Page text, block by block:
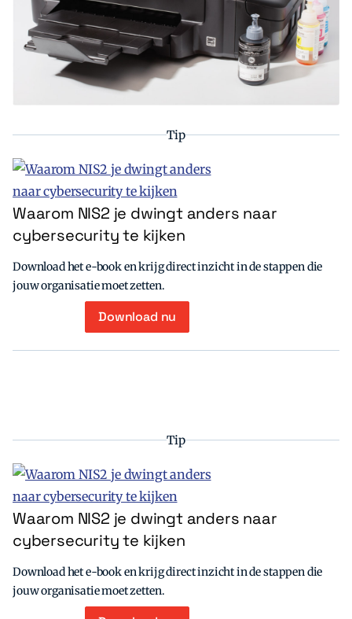
Tip
Waarom NIS2 je dwingt anders naar
cybersecurity te kijken
Download het e-book en krijg direct inzicht in de stappen die
jouw organisatie moet zetten.
Download nu
Tip
Waarom NIS2 je dwingt anders naar
cybersecurity te kijken
Download het e-book en krijg direct inzicht in de stappen die
jouw organisatie moet zetten.